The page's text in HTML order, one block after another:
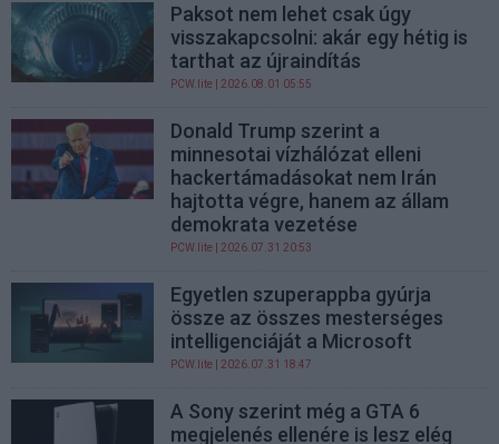
Paksot nem lehet csak úgy
visszakapcsolni: akár egy hétig is
tarthat az újraindítás
PCW.lite | 2026.08.01 05:55
Donald Trump szerint a
minnesotai vízhálózat elleni
hackertámadásokat nem Irán
hajtotta végre, hanem az állam
demokrata vezetése
PCW.lite | 2026.07.31 20:53
Egyetlen szuperappba gyúrja
össze az összes mesterséges
intelligenciáját a Microsoft
PCW.lite | 2026.07.31 18:47
A Sony szerint még a GTA 6
megjelenés ellenére is lesz elég